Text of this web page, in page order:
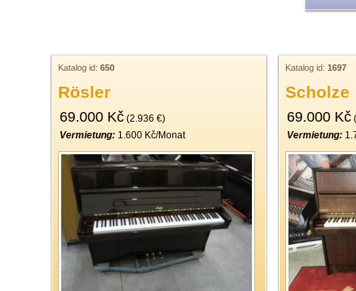
11
12
13
14
15
16
17
18
Katalog id: 650
Rösler
69.000 Kč (2.936 €)
Vermietung: 1.600 Kč/Monat
Katalog id: 1697
Scholze
69.000 Kč
Vermietung: